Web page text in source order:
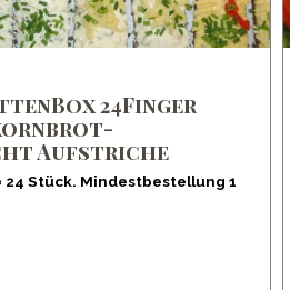
24Finger
Aufstriche
24 Stück. Mindestbestellung 1